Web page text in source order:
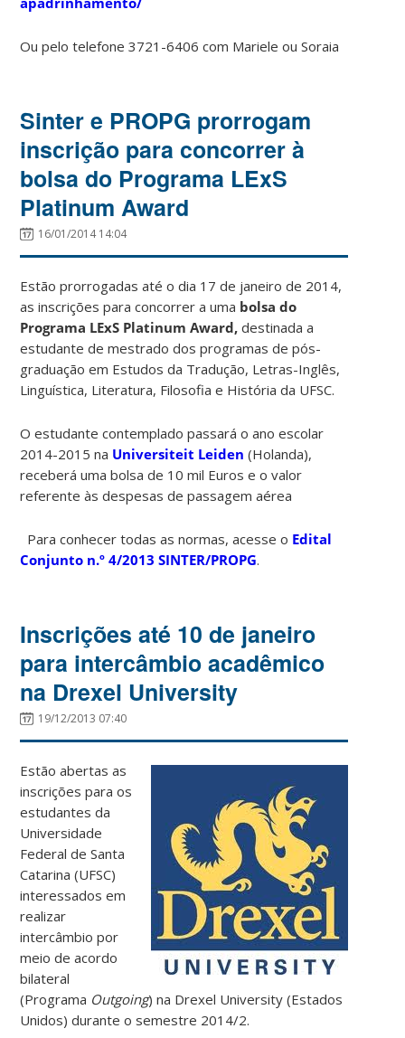
Ou pelo telefone 3721-6406 com Mariele ou Soraia
Sinter e PROPG prorrogam
inscrição para concorrer à
bolsa do Programa LExS
Platinum Award
16/01/2014 14:04
Estão prorrogadas até o dia 17 de janeiro de 2014,
as inscrições para concorrer a uma bolsa do
Programa LExS Platinum Award,destinada a
estudante de mestrado dos programas de pós-
graduação em Estudos da Tradução, Letras-Inglês,
Linguística, Literatura, Filosofia e História da UFSC.
O estudante contemplado passará o ano escolar
2014-2015 na Universiteit Leiden(Holanda),
receberá uma bolsa de 10 mil Euros e o valor
referente às despesas de passagem aérea
Para conhecer todas as normas, acesse o Edital
Conjunto n.º 4/2013 SINTER/PROPG.
Inscrições até 10 de janeiro
para intercâmbio acadêmico
na Drexel University
19/12/2013 07:40
Estão abertas as
inscrições para os
estudantes da
Universidade
Federal de Santa
Catarina (UFSC)
interessados em
realizar
intercâmbio por
meio de acordo
bilateral
(Programa Outgoing) na Drexel University (Estados
Unidos) durante o semestre 2014/2.